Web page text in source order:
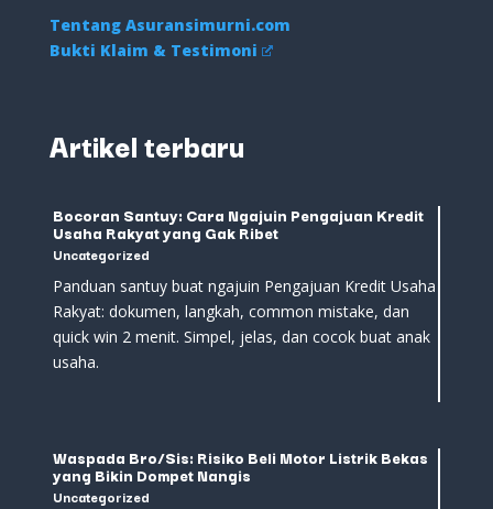
Tentang Asuransimurni.com
Bukti Klaim & Testimoni
Artikel terbaru
Bocoran Santuy: Cara Ngajuin Pengajuan Kredit
Usaha Rakyat yang Gak Ribet
Uncategorized
Panduan santuy buat ngajuin Pengajuan Kredit Usaha
Rakyat: dokumen, langkah, common mistake, dan
quick win 2 menit. Simpel, jelas, dan cocok buat anak
usaha.
Waspada Bro/Sis: Risiko Beli Motor Listrik Bekas
yang Bikin Dompet Nangis
Uncategorized